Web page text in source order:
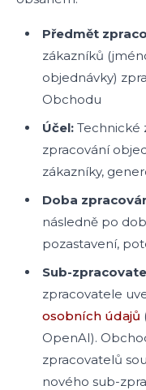
Předmět
zákazníků
objednávky)
Obchodu
Účel: Technické
zpracování
zákazníky,
Doba
následně po
pozastavení,
Sub-
zpracovatele
osobních údajů
OpenAI).
zpracovatelů
nového sub-